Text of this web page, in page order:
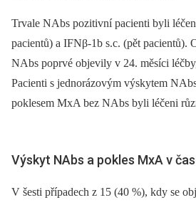
Trvale NAbs pozitivní pacienti byli
pacientů) a IFNβ-1b s.c. (pět pacientů).
NAbs poprvé objevily v 24. měsíci
Pacienti s jednorázovým výskytem
poklesem MxA bez NAbs byli léčeni
Výskyt NAbs a pokles MxA v
V šesti případech z 15 (40 %), kdy se